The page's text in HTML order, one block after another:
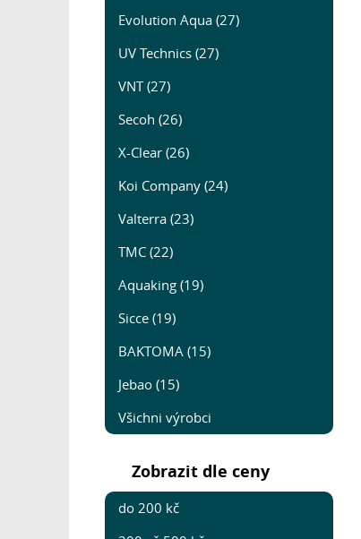
Evolution Aqua (27)
UV Technics (27)
VNT (27)
Secoh (26)
X-Clear (26)
Koi Company (24)
Valterra (23)
TMC (22)
Aquaking (19)
Sicce (19)
BAKTOMA (15)
Jebao (15)
Všichni výrobci
Zobrazit dle ceny
do 200 kč